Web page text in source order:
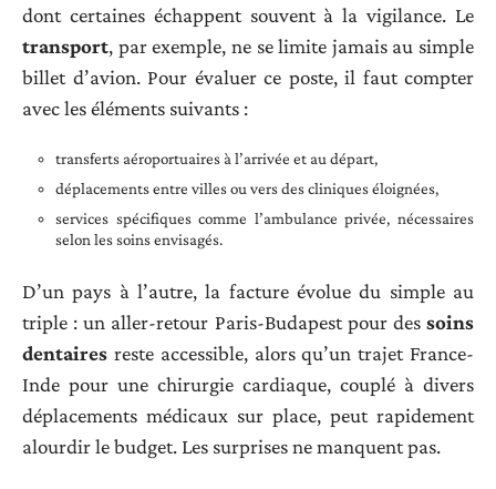
dont certaines échappent souvent à la vigilance. Le
transport, par exemple, ne se limite jamais au simple
billet d’avion. Pour évaluer ce poste, il faut compter
avec les éléments suivants :
transferts aéroportuaires à l’arrivée et au départ,
déplacements entre villes ou vers des cliniques éloignées,
services spécifiques comme l’ambulance privée, nécessaires
selon les soins envisagés.
D’un pays à l’autre, la facture évolue du simple au
triple : un aller-retour Paris-Budapest pour des soins
dentaires reste accessible, alors qu’un trajet France-
Inde pour une chirurgie cardiaque, couplé à divers
déplacements médicaux sur place, peut rapidement
alourdir le budget. Les surprises ne manquent pas.